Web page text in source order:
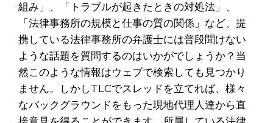
組み」、「トラブルが起きたときの対処法」、
「法律事務所の規模と仕事の質の関係」など、提
携している法律事務所の弁護士には普段聞けない
ような話題を質問するのはいかがでしょうか？当
然このような情報はウェブで検索しても見つかり
ません。しかしTLCでスレッドを立てれば、様々
なバックグラウンドをもった現地代理人達から直